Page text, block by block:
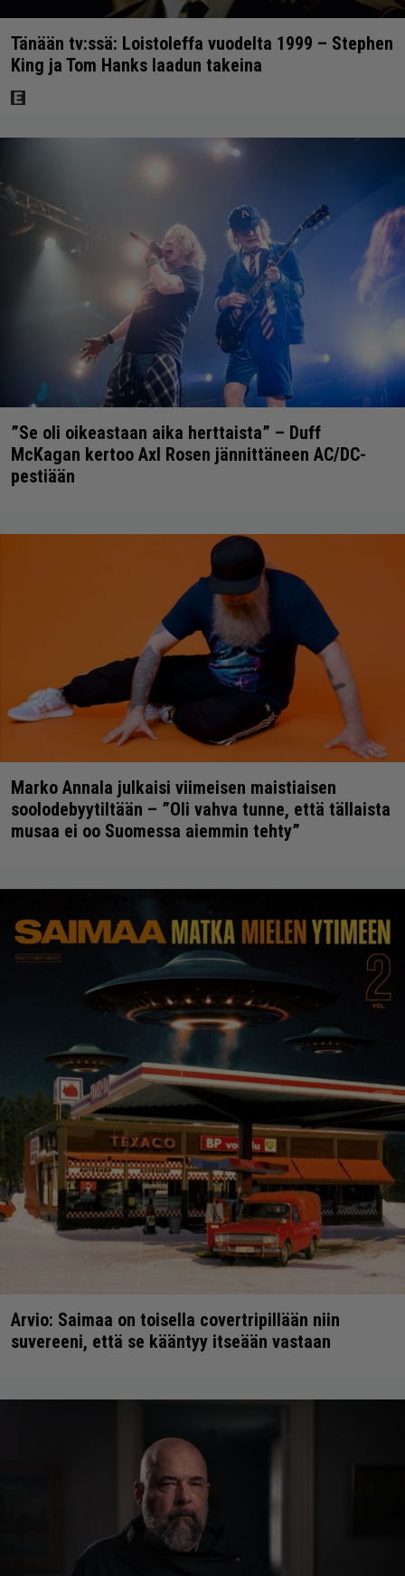
Tänään tv:ssä: Loistoleffa vuodelta 1999 – Stephen
King ja Tom Hanks laadun takeina
”Se oli oikeastaan aika herttaista” – Duff
McKagan kertoo Axl Rosen jännittäneen AC/DC-
pestiään
Marko Annala julkaisi viimeisen maistiaisen
soolodebyytiltään – ”Oli vahva tunne, että tällaista
musaa ei oo Suomessa aiemmin tehty”
Arvio: Saimaa on toisella covertripillään niin
suvereeni, että se kääntyy itseään vastaan